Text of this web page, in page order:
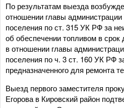
По результатам выезда
отношении главы администрации
поселения по ст. 315 УК РФ за
об обеспечении топливом в срок
в отношении главы
поселения по ч. 3 ст. 160 УК РФ
предназначенного для ремонта
Выезд первого заместителя
Егорова в Кировский район